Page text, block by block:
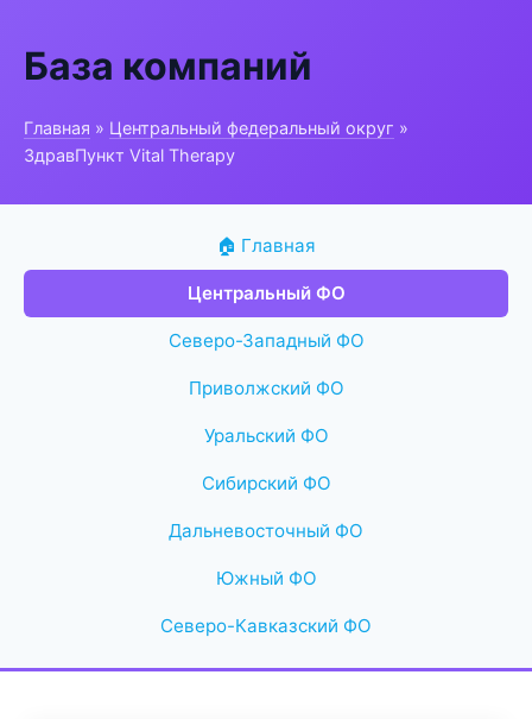
База компаний
Главная » Центральный федеральный округ »
ЗдравПункт Vital Therapy
🏠 Главная
Центральный ФО
Северо-Западный ФО
Приволжский ФО
Уральский ФО
Сибирский ФО
Дальневосточный ФО
Южный ФО
Северо-Кавказский ФО